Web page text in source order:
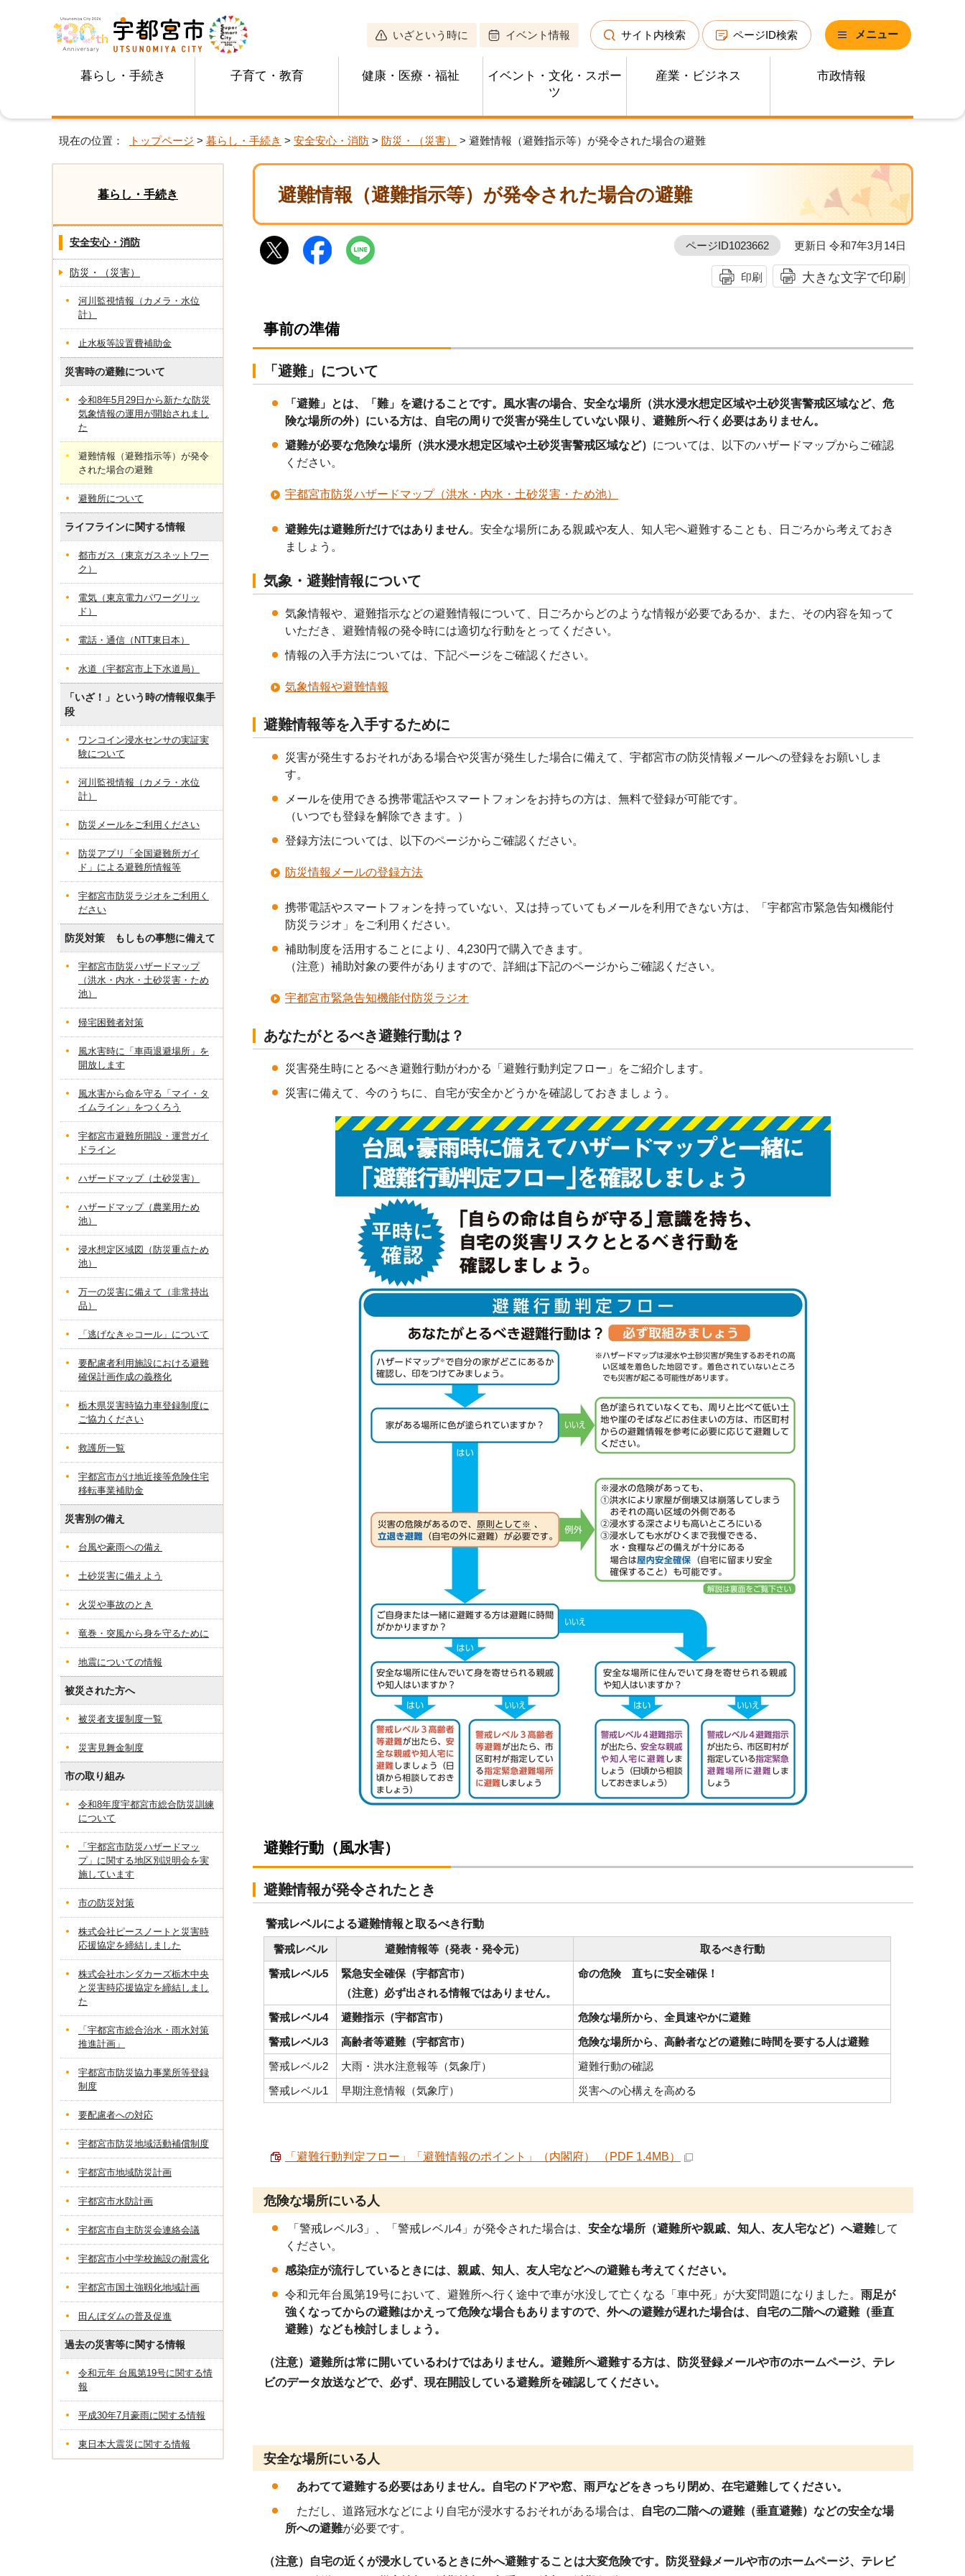
いざという時に イベント情報 サイト内検索 ページID検索 メニュー
暮らし・手続き 子育て・教育 健康・医療・福祉
イベント・文化・スポー
ツ
産業・ビジネス 市政情報
現在の位置： トップページ > 暮らし・手続き > 安全安心・消防 > 防災・（災害） > 避難情報（避難指示等）が発令された場合の避難
避難情報（避難指示等）が発令された場合の避難
ページID1023662 更新日 令和7年3月14日
印刷 大きな文字で印刷
事前の準備
「避難」について
「避難」とは、「難」を避けることです。風水害の場合、安全な場所（洪水浸水想定区域や土砂災害警戒区域など、危
険な場所の外）にいる方は、自宅の周りで災害が発生していない限り、避難所へ行く必要はありません。
避難が必要な危険な場所（洪水浸水想定区域や土砂災害警戒区域など） については、以下のハザードマップからご確認
ください。
宇都宮市防災ハザードマップ（洪水・内水・土砂災害・ため池）
避難先は避難所だけではありません。安全な場所にある親戚や友人、知人宅へ避難することも、日ごろから考えておき
ましょう。
気象・避難情報について
気象情報や、避難指示などの避難情報について、日ごろからどのような情報が必要であるか、また、その内容を知って
いただき、避難情報の発令時には適切な行動をとってください。
情報の入手方法については、下記ページをご確認ください。
気象情報や避難情報
避難情報等を入手するために
災害が発生するおそれがある場合や災害が発生した場合に備えて、宇都宮市の防災情報メールへの登録をお願いしま
す。
メールを使用できる携帯電話やスマートフォンをお持ちの方は、無料で登録が可能です。
（いつでも登録を解除できます。）
登録方法については、以下のページからご確認ください。
防災情報メールの登録方法
携帯電話やスマートフォンを持っていない、又は持っていてもメールを利用できない方は、「宇都宮市緊急告知機能付
防災ラジオ」をご利用ください。
補助制度を活用することにより、4,230円で購入できます。
（注意）補助対象の要件がありますので、詳細は下記のページからご確認ください。
宇都宮市緊急告知機能付防災ラジオ
あなたがとるべき避難行動は？
災害発生時にとるべき避難行動がわかる「避難行動判定フロー」をご紹介します。
災害に備えて、今のうちに、自宅が安全かどうかを確認しておきましょう。
避難行動（風水害）
避難情報が発令されたとき
警戒レベルによる避難情報と取るべき行動
警戒レベル 避難情報等（発表・発令元）
取るべき行動
警戒レベル5
緊急安全確保（宇都宮市）
（注意）必ず出される情報ではありません。
命の危険 直ちに安全確保！
警戒レベル4 避難指示（宇都宮市）
危険な場所から、全員速やかに避難
警戒レベル3
高齢者等避難（宇都宮市）
危険な場所から、高齢者などの避難に時間を要する人は避難
警戒レベル2
大雨・洪水注意報等（気象庁）
避難行動の確認
警戒レベル1
早期注意情報（気象庁） 災害への心構えを高める
「避難行動判定フロー」「避難情報のポイント」（内閣府） （PDF 1.4MB）
危険な場所にいる人
「警戒レベル3」、「警戒レベル4」が発令された場合は、 安全な場所（避難所や親戚、知人、友人宅など）へ避難して
ください。
感染症が流行しているときには、親戚、知人、友人宅などへの避難も考えてください。
令和元年台風第19号において、避難所へ行く途中で車が水没して亡くなる「車中死」が大変問題になりました。 雨足が
強くなってからの避難はかえって危険な場合もありますので、外への避難が遅れた場合は、自宅の二階への避難（垂直
避難）なども検討しましょう。
（注意）避難所は常に開いているわけではあり ません。避難所へ避難する方は、防災登録メールや市のホームページ、テレ
ビのデータ放送などで、必ず、現在開設している避難所を確認してください。
安全な場所にいる人
あわてて避難する必要はありません。自宅のドアや窓、雨戸などをきっちり閉め、在宅避難してください。
ただし、道路冠水などにより自宅が浸水するおそれがある場合は、
自宅の二階への避難（垂直避難）などの安全な場
所への避難が必要です。
（注意）自宅の近くが浸水しているときに外へ避難することは大変危険です。防災登録メールや市のホームページ、テレビ
暮らし・手続き
安全安心・消防
防災・（災害）
河川監視情報（カメラ・水位
計）
止水板等設置費補助金
災害時の避難について
令和8年5月29日から新たな防災
気象情報の運用が開始されまし
た
避難情報（避難指示等）が発令
された場合の避難
避難所について
ライフラインに関する情報
都市ガス（東京ガスネットワー
ク）
電気（東京電力パワーグリッ
ド）
電話・通信（NTT東日本）
水道（宇都宮市上下水道局）
「いざ！」という時の情報収集手
段
ワンコイン浸水センサの実証実
験について
河川監視情報（カメラ・水位
計）
防災メールをご利用ください
防災アプリ「全国避難所ガイ
ド」による避難所情報等
宇都宮市防災ラジオをご利用く
ださい
防災対策 もしもの事態に備えて
宇都宮市防災ハザードマップ
（洪水・内水・土砂災害・ため
池）
帰宅困難者対策
風水害時に「車両退避場所」を
開放します
風水害から命を守る「マイ・タ
イムライン」をつくろう
宇都宮市避難所開設・運営ガイ
ドライン
ハザードマップ（土砂災害）
ハザードマップ（農業用ため
池）
浸水想定区域図（防災重点ため
池）
万一の災害に備えて（非常持出
品）
「逃げなきゃコール」について
要配慮者利用施設における避難
確保計画作成の義務化
栃木県災害時協力車登録制度に
ご協力ください
救護所一覧
宇都宮市がけ地近接等危険住宅
移転事業補助金
災害別の備え
台風や豪雨への備え
土砂災害に備えよう
火災や事故のとき
竜巻・突風から身を守るために
地震についての情報
被災された方へ
被災者支援制度一覧
災害見舞金制度
市の取り組み
令和8年度宇都宮市総合防災訓練
について
「宇都宮市防災ハザードマッ
プ」に関する地区別説明会を実
施しています
市の防災対策
株式会社ピースノートと災害時
応援協定を締結しました
株式会社ホンダカーズ栃木中央
と災害時応援協定を締結しまし
た
「宇都宮市総合治水・雨水対策
推進計画」
宇都宮市防災協力事業所等登録
制度
要配慮者への対応
宇都宮市防災地域活動補償制度
宇都宮市地域防災計画
宇都宮市水防計画
宇都宮市自主防災会連絡会議
宇都宮市小中学校施設の耐震化
宇都宮市国土強靱化地域計画
田んぼダムの普及促進
過去の災害等に関する情報
令和元年 台風第19号に関する情
報
平成30年7月豪雨に関する情報
東日本大震災に関する情報